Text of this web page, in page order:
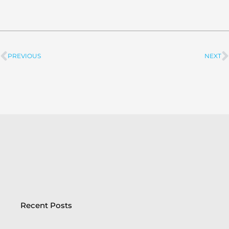
Prev
PREVIOUS NEXT
Recent Posts